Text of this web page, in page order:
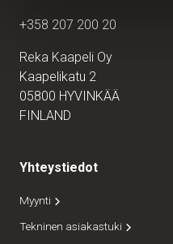
+358 207 200 20
Reka Kaapeli Oy
Kaapelikatu 2
05800 HYVINKÄÄ
FINLAND
Yhteystiedot
Myynti
Tekninen asiakastuki